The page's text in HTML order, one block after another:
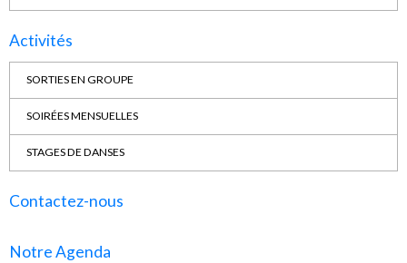
Activités
SORTIES EN GROUPE
SOIRÉES MENSUELLES
STAGES DE DANSES
Contactez-nous
Notre Agenda